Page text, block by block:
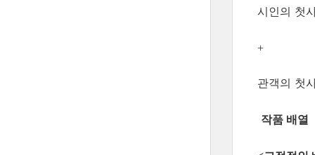
시인의 첫
+
관객의 첫
작품 배열